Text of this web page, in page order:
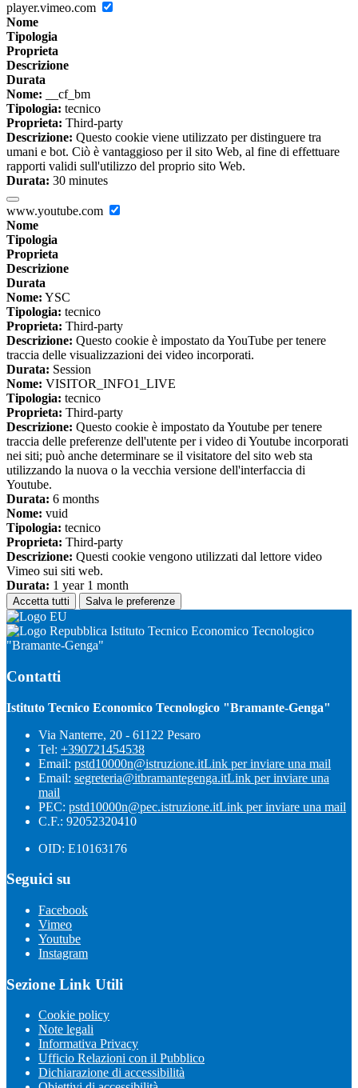
player.vimeo.com
Nome
Tipologia
Proprieta
Descrizione
Durata
Nome: __cf_bm
Tipologia: tecnico
Proprieta: Third-party
Descrizione: Questo cookie viene utilizzato per distinguere tra
umani e bot. Ciò è vantaggioso per il sito Web, al fine di effettuare
rapporti validi sull'utilizzo del proprio sito Web.
Durata: 30 minutes
www.youtube.com
Nome
Tipologia
Proprieta
Descrizione
Durata
Nome: YSC
Tipologia: tecnico
Proprieta: Third-party
Descrizione: Questo cookie è impostato da YouTube per tenere
traccia delle visualizzazioni dei video incorporati.
Durata: Session
Nome: VISITOR_INFO1_LIVE
Tipologia: tecnico
Proprieta: Third-party
Descrizione: Questo cookie è impostato da Youtube per tenere
traccia delle preferenze dell'utente per i video di Youtube incorporati
nei siti; può anche determinare se il visitatore del sito web sta
utilizzando la nuova o la vecchia versione dell'interfaccia di
Youtube.
Durata: 6 months
Nome: vuid
Tipologia: tecnico
Proprieta: Third-party
Descrizione: Questi cookie vengono utilizzati dal lettore video
Vimeo sui siti web.
Durata: 1 year 1 month
Accetta tutti Salva le preferenze
Istituto Tecnico Economico Tecnologico
"Bramante-Genga"
Contatti
Istituto Tecnico Economico Tecnologico "Bramante-Genga"
Via Nanterre, 20 - 61122 Pesaro
Tel: +390721454538
Email: pstd10000n@istruzione.itLink per inviare una mail
Email: segreteria@itbramantegenga.itLink per inviare una
mail
PEC: pstd10000n@pec.istruzione.itLink per inviare una mail
C.F.: 92052320410
OID: E10163176
Seguici su
Facebook
Vimeo
Youtube
Instagram
Sezione Link Utili
Cookie policy
Note legali
Informativa Privacy
Ufficio Relazioni con il Pubblico
Dichiarazione di accessibilità